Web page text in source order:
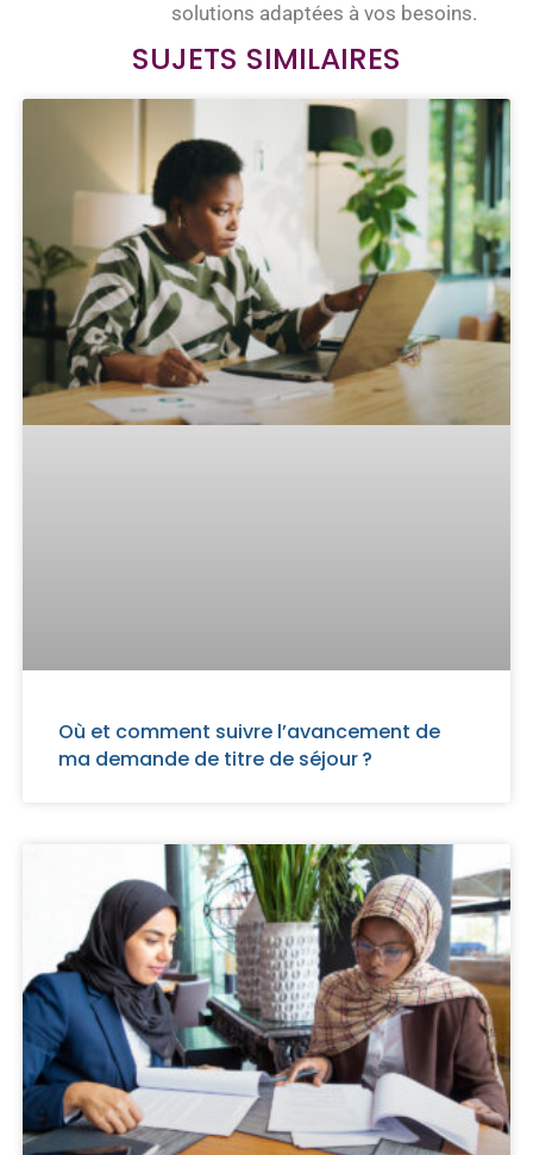
solutions adaptées à vos besoins.
SUJETS SIMILAIRES
Où et comment suivre l’avancement de
ma demande de titre de séjour ?